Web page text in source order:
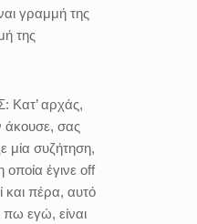
γραμμή της
της
Κατ’ αρχάς,
άκουσε, σας
μία συζήτηση,
έγινε off
και πέρα, αυτό
εγώ, είναι